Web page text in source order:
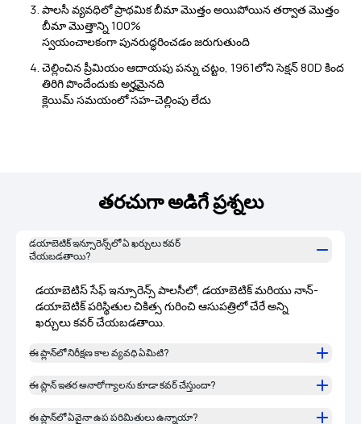
పాలసీ వ్యవధిలో ప్రాథమిక బీమా మొత్తం అయిపోయిన తర్వాత మొత్తం
బీమా మొత్తాన్ని 100%
స్వయంచాలకంగా పునరుద్ధరించడం జరుగుతుంది
చెల్లించిన ప్రీమియం ఆదాయపు పన్ను చట్టం, 1961లోని సెక్షన్ 80D కింద
తిరిగి పొందేందుకు అర్హమైనది
క్లెయిమ్ సమయంలో సహ-చెల్లింపు లేదు
తరచుగా అడిగే ప్రశ్నలు
డయాబెటిక్ ఇన్సూరెన్స్‌లో ఏ ఖర్చులు కవర్
చేయబడతాయి?
డయాబెటిస్ సేఫ్ ఇన్సూరెన్స్ పాలసీలో, డయాబెటిక్ మరియు నాన్-
డయాబెటిక్ పరిస్థితుల చికిత్స గురించి ఆసుపత్రిలో చేరే అన్ని
ఖర్చులు కవర్ చేయబడతాయి.
ఈ ప్లాన్‌లో నిరీక్షణ కాల వ్యవధి ఏమిటి?
ఈ ప్లాన్ ఇతర అనారోగ్యాలను కూడా కవర్ చేస్తుందా?
ఈ ప్లాన్‌లో ఏవైనా ఉప పరిమితులు ఉన్నాయా?